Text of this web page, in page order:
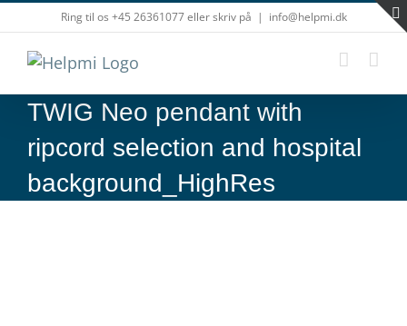
to
content
Ring til os +45 26361077 eller skriv på | info@helpmi.dk
TWIG Neo pendant with
ripcord selection and hospital
background_HighRes